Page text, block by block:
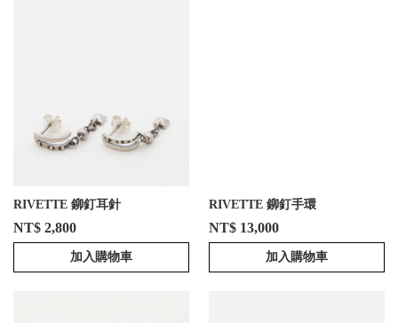
RIVETTE 鉚釘耳針
NT$ 2,800
加入購物車
RIVETTE 鉚釘手環
NT$ 13,000
加入購物車